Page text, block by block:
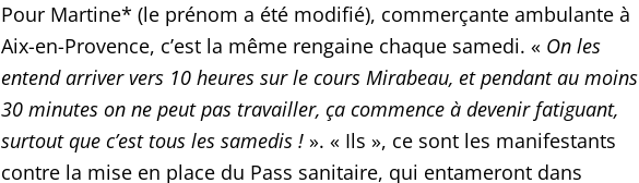
Pour Martine* (le prénom a été modifié), commerçante ambulante à
Aix-en-Provence, c’est la même rengaine chaque samedi. « On les
entend arriver vers 10 heures sur le cours Mirabeau, et pendant au moins
30 minutes on ne peut pas travailler, ça commence à devenir fatiguant,
surtout que c’est tous les samedis !». « Ils », ce sont les manifestants
contre la mise en place du Pass sanitaire, qui entameront dans